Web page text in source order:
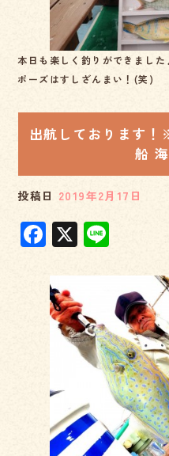
本日も楽しく釣りができまし
ポーズはすしざんまい！(笑)
出航しております
船
投稿日 2019年2月17日
F
a
c
e
b
o
k
X
e